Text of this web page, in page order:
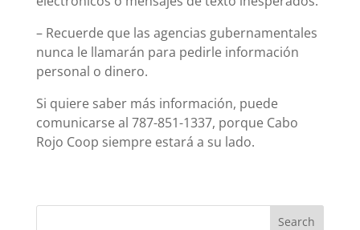
– Recuerde que las agencias gubernamentales
nunca le llamarán para pedirle información
personal o dinero.
Si quiere saber más información, puede
comunicarse al 787-851-1337, porque Cabo
Rojo Coop siempre estará a su lado.